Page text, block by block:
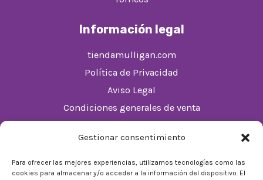
Gestionar consentimiento
Para ofrecer las mejores experiencias, utilizamos tecnologías como las
cookies para almacenar y/o acceder a la información del dispositivo. El
Información legal
tiendamulligan.com
Política de Privacidad
Aviso Legal
Condiciones generales de venta